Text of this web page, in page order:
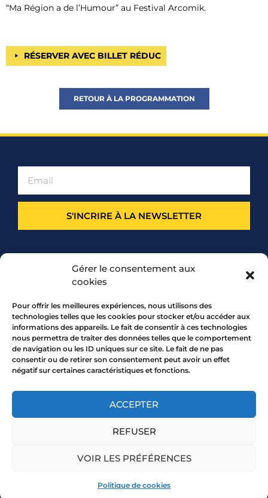
Gérer le consentement aux
cookies
Pour offrir les meilleures expériences, nous utilisons des
technologies telles que les cookies pour stocker et/ou accéder aux
informations des appareils. Le fait de consentir à ces technologies
nous permettra de traiter des données telles que le comportement
de navigation ou les ID uniques sur ce site. Le fait de ne pas
consentir ou de retirer son consentement peut avoir un effet
négatif sur certaines caractéristiques et fonctions.
ACCEPTER
REFUSER
VOIR LES PRÉFÉRENCES
Politique de cookies
“Ma Région a de l’Humour” au Festival Arcomik.
RÉSERVER AVEC BILLET RÉDUC
RETOUR À LA PROGRAMMATION
S'INCRIRE À LA NEWSLETTER